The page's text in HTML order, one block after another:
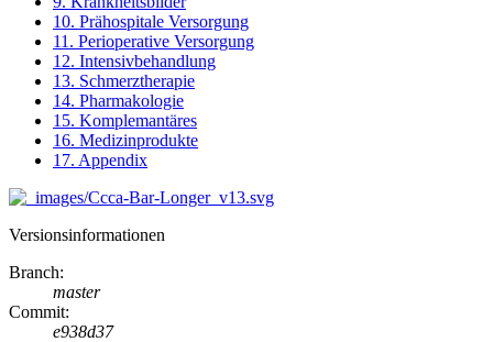
10. Prähospitale Versorgung
11. Perioperative Versorgung
12. Intensivbehandlung
13. Schmerztherapie
14. Pharmakologie
15. Komplemantäres
16. Medizinprodukte
17. Appendix
Versionsinformationen
Branch:
master
Commit:
e938d37